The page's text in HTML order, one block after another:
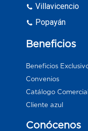
Villavicencio
Popayán
Beneficios
Beneficios
Convenios
Catálogo Comercial
Cliente azul
Conócenos